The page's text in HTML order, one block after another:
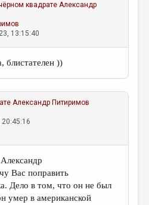
квадрате Александр
13:15:40
блистателен ))
Александр Питиримов
Вас поправить
Дело в том, что он не был
умер в американской